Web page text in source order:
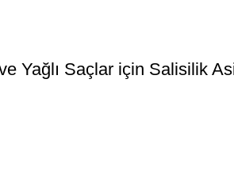
Yağlı Saçlar için Salisilik